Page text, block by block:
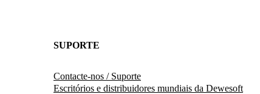
SUPORTE
Contacte-nos / Suporte
Escritórios e distribuidores mundiais da Dewesoft